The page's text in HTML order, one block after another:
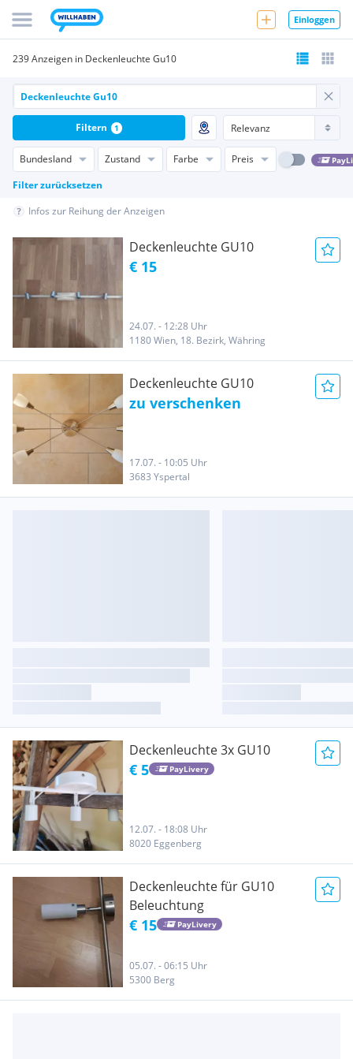
Einloggen
239 Anzeigen in Deckenleuchte Gu10
Bundesland Zustand Farbe Preis
Filter zurücksetzen
Filtern 1
Infos zur Reihung der Anzeigen
Deckenleuchte GU10
€ 15
24.07. - 12:28 Uhr
1180 Wien, 18. Bezirk, Währing
Deckenleuchte GU10
zu verschenken
17.07. - 10:05 Uhr
3683 Yspertal
Deckenleuchte 3x GU10
€ 5 PayLivery
12.07. - 18:08 Uhr
8020 Eggenberg
Deckenleuchte für GU10
Beleuchtung
€ 15 PayLivery
05.07. - 06:15 Uhr
5300 Berg